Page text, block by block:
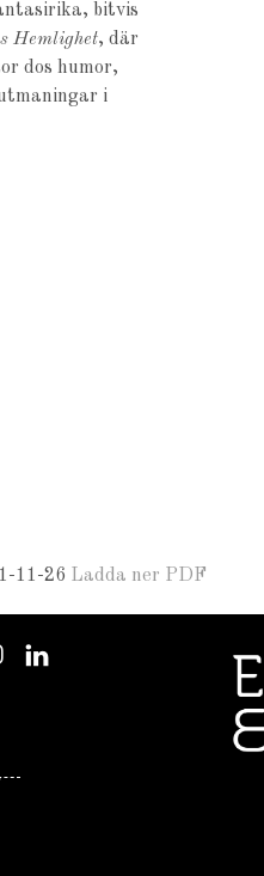
bitvis
Hemlighet, där
dos humor,
i
11-26 Ladda ner PDF